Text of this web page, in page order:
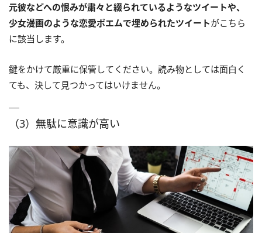
元彼などへの恨みが粛々と綴られているようなツイートや、
少女漫画のような恋愛ポエムで埋められたツイートがこちら
に該当します。
鍵をかけて厳重に保管してください。読み物としては面白く
ても、決して見つかってはいけません。
（3）無駄に意識が高い